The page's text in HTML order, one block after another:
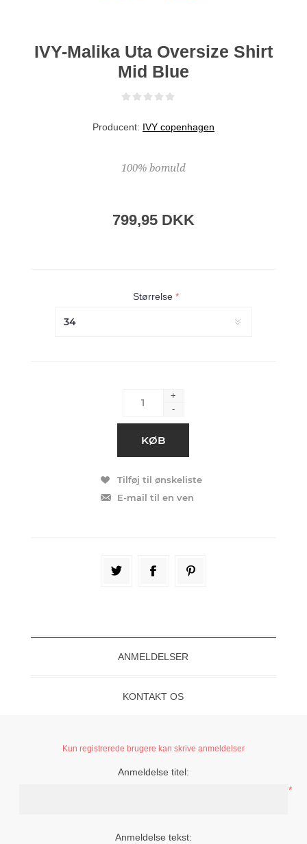
IVY-Malika Uta Oversize Shirt
Mid Blue
Producent: IVY copenhagen
100% bomuld
799,95 DKK
Størrelse*
+
-
ANMELDELSER
KONTAKT OS
Kun registrerede brugere kan skrive anmeldelser
Anmeldelse titel:
*
Anmeldelse tekst: